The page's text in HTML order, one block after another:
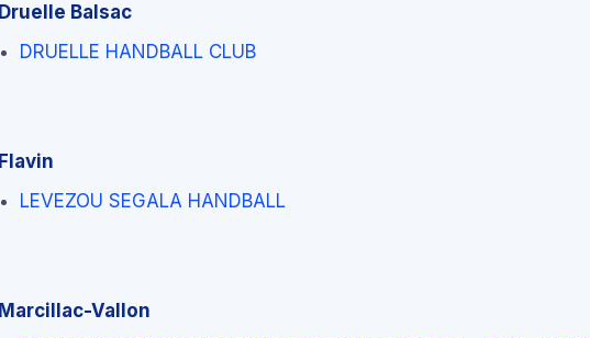
Druelle Balsac
DRUELLE HANDBALL CLUB
Flavin
LEVEZOU SEGALA HANDBALL
Marcillac-Vallon